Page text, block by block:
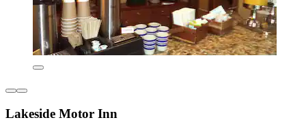
Lakeside Motor Inn